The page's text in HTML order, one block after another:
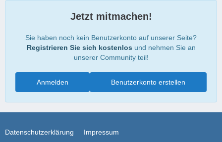
Jetzt mitmachen!
Sie haben noch kein Benutzerkonto auf unserer Seite?
Registrieren Sie sich kostenlos und nehmen Sie an
unserer Community teil!
Benutzerkonto erstellen
Anmelden
Datenschutzerklärung Impressum